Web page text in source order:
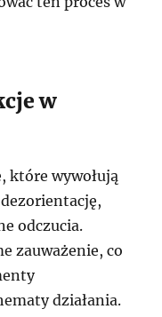
w
które wywołują
odczucia.
zauważenie, co
działania.